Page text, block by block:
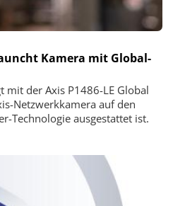
Kamera mit Global-
der Axis P1486-LE Global
Netzwerkkamera auf den
Technologie ausgestattet ist.